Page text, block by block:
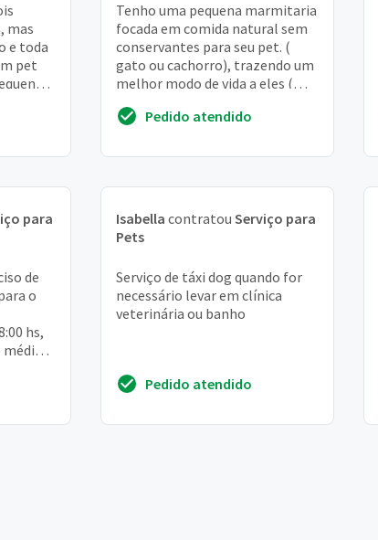
mas
e toda
pet
Tenho uma pequena marmitaria
focada em comida natural sem
conservantes para seu pet. (
gato ou cachorro), trazendo um
melhor modo de vida a eles (
durinha e s...
Pedido atendido
para
de
o
hs,
médio
Isabella contratou Serviço para
Pets
Serviço de táxi dog quando for
necessário levar em clínica
veterinária ou banho
Pedido atendido